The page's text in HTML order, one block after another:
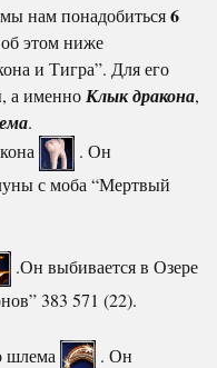
нам понадобиться6
этом ниже
и Тигра”. Для его
а именноКлык дракона,
.
. Он
с моба “Мертвый
.Он выбивается в Озере
383 571 (22).
шлема
. Он